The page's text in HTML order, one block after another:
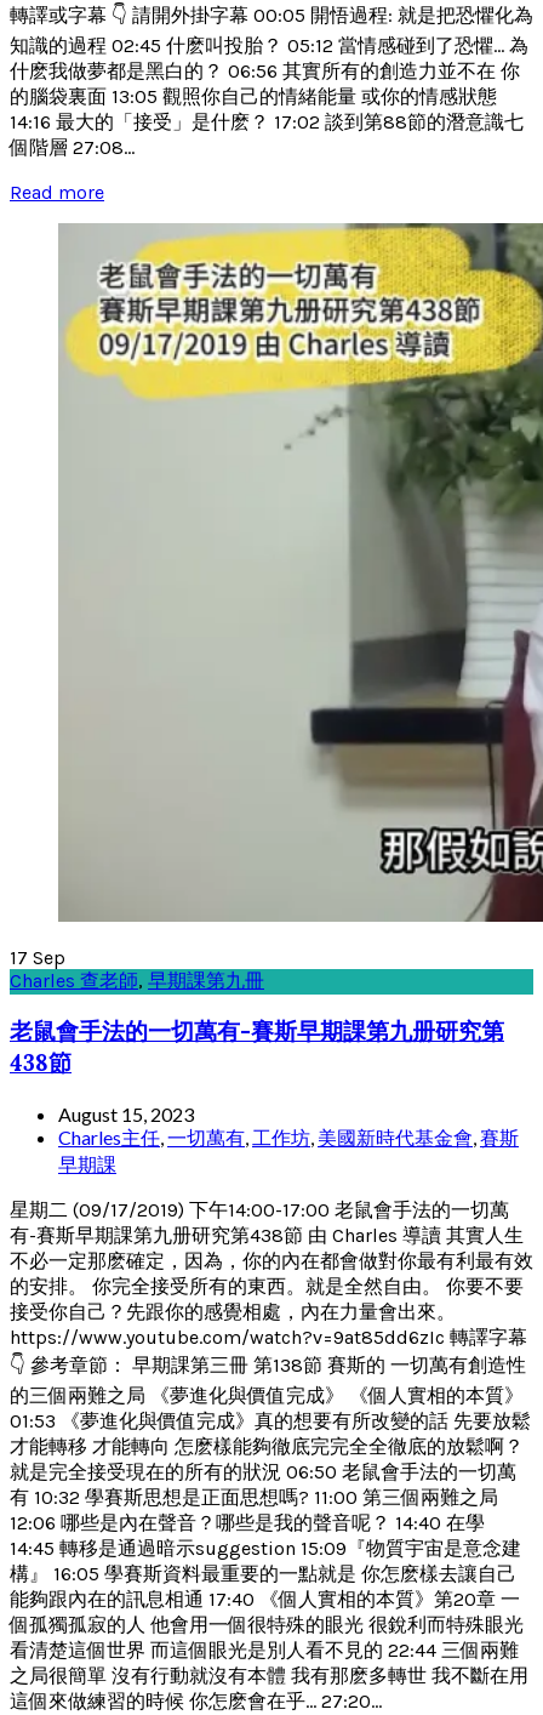
轉譯或字幕 👇 請開外掛字幕 00:05 開悟過程: 就是把恐懼化為
知識的過程 02:45 什麽叫投胎？ 05:12 當情感碰到了恐懼... 為
什麽我做夢都是黑白的？ 06:56 其實所有的創造力並不在 你
的腦袋裏面 13:05 觀照你自己的情緒能量 或你的情感狀態
14:16 最大的「接受」是什麽？ 17:02 談到第88節的潛意識七
個階層 27:08...
Read more
17 Sep
Charles 查老師, 早期課第九冊
老鼠會手法的一切萬有-賽斯早期課第九册研究第
438節
August 15, 2023
Charles主任,一切萬有, 工作坊, 美國新時代基金會,賽斯
早期課
星期二 (09/17/2019) 下午14:00-17:00 老鼠會手法的一切萬
有-賽斯早期課第九册研究第438節 由 Charles 導讀 其實人生
不必一定那麽確定，因為，你的內在都會做對你最有利最有效
的安排。 你完全接受所有的東西。就是全然自由。 你要不要
接受你自己？先跟你的感覺相處，內在力量會出來。
https://www.youtube.com/watch?v=9at85dd6zIc 轉譯字幕
👇 參考章節： 早期課第三冊 第138節 賽斯的 一切萬有創造性
的三個兩難之局 《夢進化與價值完成》 《個人實相的本質》
01:53 《夢進化與價值完成》真的想要有所改變的話 先要放鬆
才能轉移 才能轉向 怎麽樣能夠徹底完完全全徹底的放鬆啊？
就是完全接受現在的所有的狀況 06:50 老鼠會手法的一切萬
有 10:32 學賽斯思想是正面思想嗎? 11:00 第三個兩難之局
12:06 哪些是內在聲音？哪些是我的聲音呢？ 14:40 在學
14:45 轉移是通過暗示suggestion 15:09『物質宇宙是意念建
構』 16:05 學賽斯資料最重要的一點就是 你怎麽樣去讓自己
能夠跟內在的訊息相通 17:40 《個人實相的本質》第20章 一
個孤獨孤寂的人 他會用一個很特殊的眼光 很銳利而特殊眼光
看清楚這個世界 而這個眼光是別人看不見的 22:44 三個兩難
之局很簡單 沒有行動就沒有本體 我有那麽多轉世 我不斷在用
這個來做練習的時候 你怎麽會在乎... 27:20...